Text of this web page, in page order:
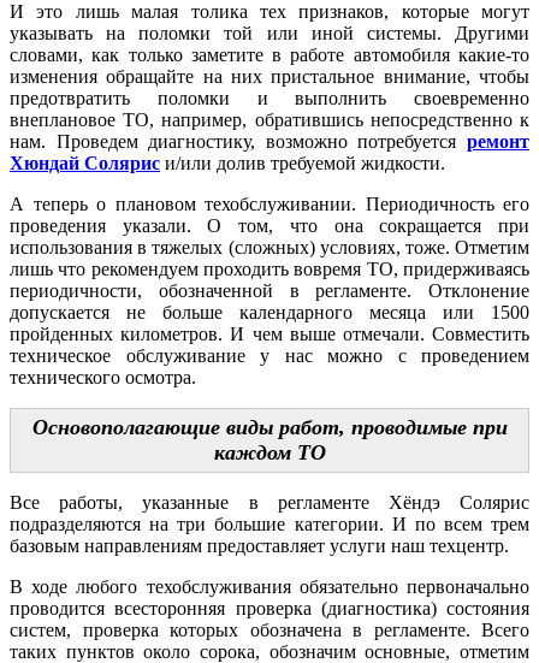
И это лишь малая толика тех признаков, которые могут
указывать на поломки той или иной системы. Другими
словами, как только заметите в работе автомобиля какие-то
изменения обращайте на них пристальное внимание, чтобы
предотвратить поломки и выполнить своевременно
внеплановое ТО, например, обратившись непосредственно к
нам. Проведем диагностику, возможно потребуется ремонт
Хюндай Солярис и/или долив требуемой жидкости.
А теперь о плановом техобслуживании. Периодичность его
проведения указали. О том, что она сокращается при
использования в тяжелых (сложных) условиях, тоже. Отметим
лишь что рекомендуем проходить вовремя ТО, придерживаясь
периодичности, обозначенной в регламенте. Отклонение
допускается не больше календарного месяца или 1500
пройденных километров. И чем выше отмечали. Совместить
техническое обслуживание у нас можно с проведением
технического осмотра.
Основополагающие виды работ, проводимые при
каждом ТО
Все работы, указанные в регламенте Хёндэ Солярис
подразделяются на три большие категории. И по всем трем
базовым направлениям предоставляет услуги наш техцентр.
В ходе любого техобслуживания обязательно первоначально
проводится всесторонняя проверка (диагностика) состояния
систем, проверка которых обозначена в регламенте. Всего
таких пунктов около сорока, обозначим основные, отметим